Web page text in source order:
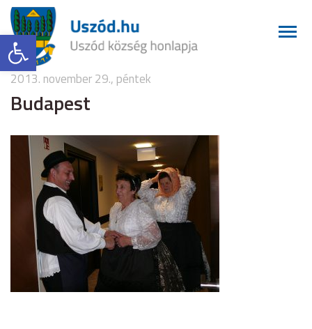
Eszköztár megnyitása
2013. november 29., péntek
Budapest